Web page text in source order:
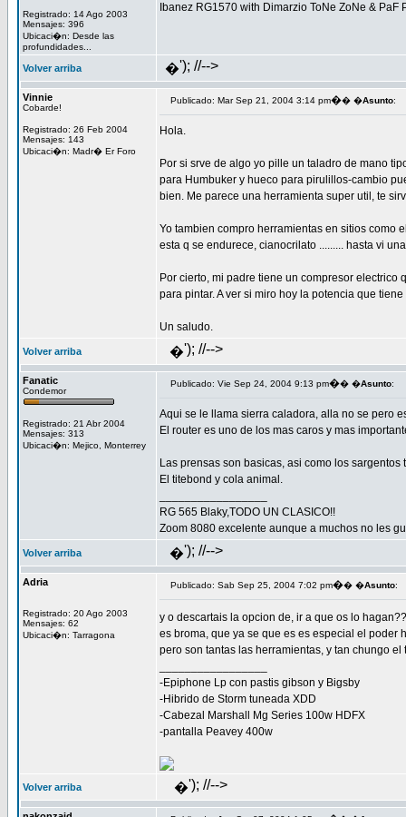
Registrado: 14 Ago 2003
Mensajes: 396
Ubicaci�n: Desde las
profundidades...
Ibanez RG1570 with Dimarzio ToNe ZoNe &
Volver arriba �'); //-->
Vinnie
Cobarde!
Registrado: 26 Feb 2004
Mensajes: 143
Ubicaci�n: Madr� Er Foro
Publicado: Mar Sep 21, 2004 3:14 pm�� �Asunto:
Hola.
Por si srve de algo yo pille un taladro de mano
para Humbuker y hueco para pirulillos-cambio
bien. Me parece una herramienta super util, te
Yo tambien compro herramientas en sitios como
esta q se endurece, cianocrilato ......... hasta vi
Por cierto, mi padre tiene un compresor
para pintar. A ver si miro hoy la potencia que
Un saludo.
Volver arriba �'); //-->
Fanatic
Condemor
Registrado: 21 Abr 2004
Mensajes: 313
Ubicaci�n: Mejico, Monterrey
Publicado: Vie Sep 24, 2004 9:13 pm�� �Asunto:
Aqui se le llama sierra caladora, alla no se pero
El router es uno de los mas caros y mas
Las prensas son basicas, asi como los sargentos
El titebond y cola animal.
RG 565 Blaky,TODO UN CLASICO!!
Zoom 8080 excelente aunque a muchos no les
Volver arriba �'); //-->
Adria
Registrado: 20 Ago 2003
Mensajes: 62
Ubicaci�n: Tarragona
Publicado: Sab Sep 25, 2004 7:02 pm�� �Asunto:
y o descartais la opcion de, ir a que os lo
es broma, que ya se que es es especial el poder
pero son tantas las herramientas, y tan chungo
-Epiphone Lp con pastis gibson y Bigsby
-Hibrido de Storm tuneada XDD
-Cabezal Marshall Mg Series 100w HDFX
-pantalla Peavey 400w
Volver arriba �'); //-->